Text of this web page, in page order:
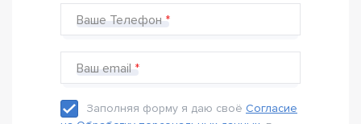
Ваше Телефон
Ваш email
Заполняя форму я даю своё Согласие